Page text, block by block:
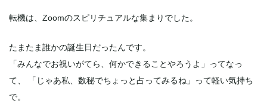
転機は、Zoomのスピリチュアルな集まりでした。
たまたま誰かの誕生日だったんです。
「みんなでお祝いがてら、何かできることやろうよ」ってなっ
て、 「じゃあ私、数秘でちょっと占ってみるね」って軽い気持ち
で。